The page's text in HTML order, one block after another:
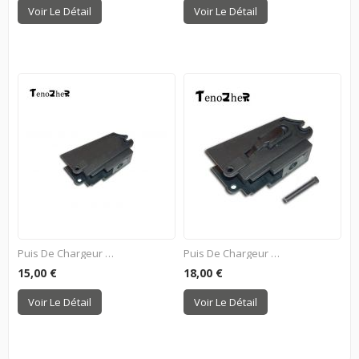
Voir Le Détail Voir Le Détail
Puis De Chargeur G36...
15,00 €
Voir Le Détail
Puis De Chargeur M4 Pour...
18,00 €
Voir Le Détail